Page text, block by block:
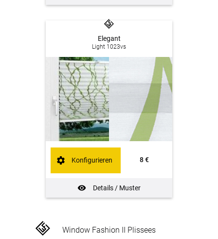
Elegant
Light 1023vs
8 €
Details / Muster
Konfigurieren
Window Fashion II Plissees